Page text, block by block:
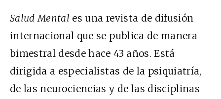
Salud Mental es una revista de difusión
internacional que se publica de manera
bimestral desde hace 43 años. Está
dirigida a especialistas de la psiquiatría,
de las neurociencias y de las disciplinas